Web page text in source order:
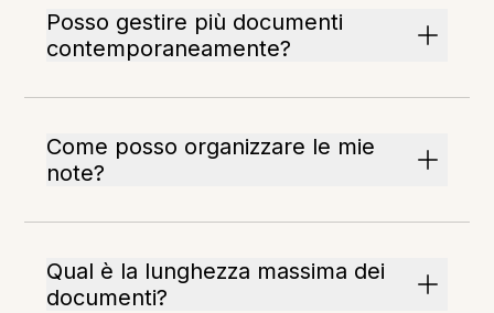
Posso gestire più documenti
contemporaneamente?
Come posso organizzare le mie
note?
Qual è la lunghezza massima dei
documenti?